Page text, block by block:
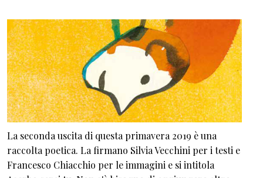
La seconda uscita di questa primavera 2019 è una
raccolta poetica. La firmano Silvia Vecchini per i testi e
Francesco Chiacchio per le immagini e si intitola